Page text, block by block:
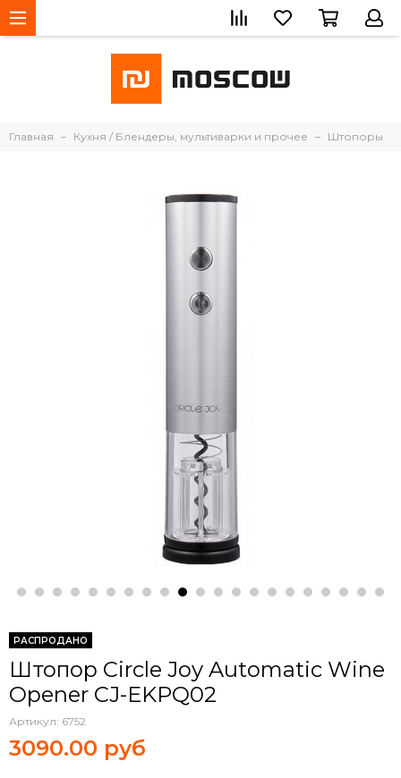
Главная Кухня / Блендеры, мультиварки и прочее Штопоры
РАСПРОДАНО
Штопор Circle Joy Automatic Wine
Opener CJ-EKPQ02
Артикул: 6752
3090.00 руб